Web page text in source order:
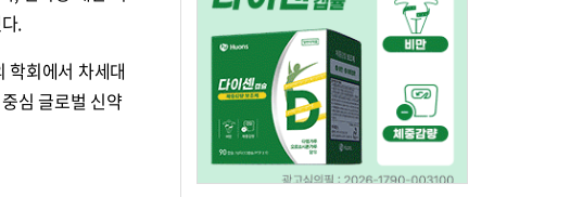
.
학회에서 차세대
심 글로벌 신약